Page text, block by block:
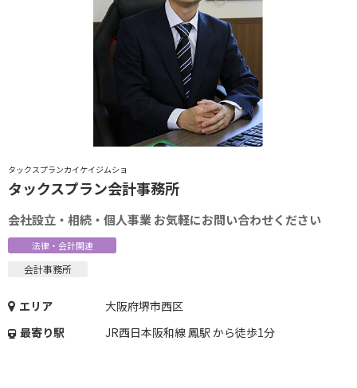
タックスプランカイケイジムショ
タックスプラン会計事務所
会社設立・相続・個人事業 お気軽にお問い合わせください
法律・会計関連
会計事務所
エリア
大阪府堺市西区
最寄り駅
JR西日本阪和線 鳳駅 から徒歩1分